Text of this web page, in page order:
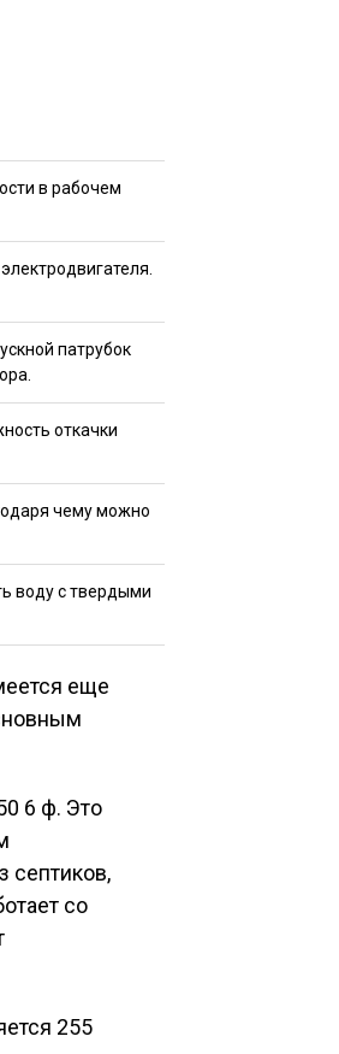
в рабочем
патрубок
откачки
чему можно
воду с твердыми
еще
6 ф. Это
септиков,
со
255